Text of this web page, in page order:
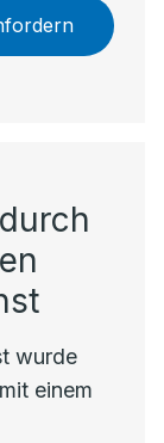
wurde
einem